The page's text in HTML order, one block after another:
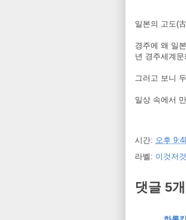
일본의 고도(
경주에 왜 일
년 경주세계
그러고 보니
일상 속에서
시간: 오후
라벨: 이것저것
댓글 5